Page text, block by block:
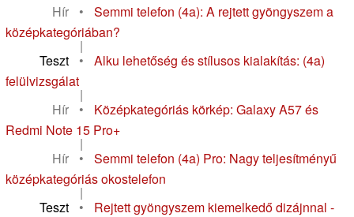
Hír
•
Semmi telefon (4a): A rejtett gyöngyszem a
középkategóriában?
|
Teszt
•
Alku lehetőség és stílusos kialakítás: (4a)
felülvizsgálat
|
Hír
•
Középkategóriás körkép: Galaxy A57 és
Redmi Note 15 Pro+
|
Hír
•
Semmi telefon (4a) Pro: Nagy teljesítményű
középkategóriás okostelefon
|
Teszt
•
Rejtett gyöngyszem kiemelkedő dizájnnal -